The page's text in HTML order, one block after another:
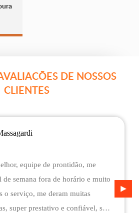
DE NOSSOS
CLIENTES
equipe de prontidão, me
de semana fora de horário e muito
o serviço, me deram muitas
super prestativo e confiável, são